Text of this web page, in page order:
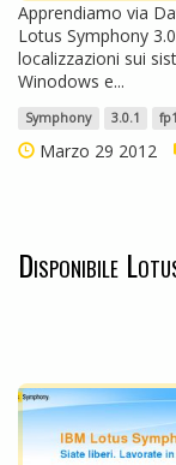
Apprendiamo via
Lotus Symphony
localizzazioni sui
Winodows e...
Symphony 3.0.1 fp1
Marzo 29 2012
Disponibile